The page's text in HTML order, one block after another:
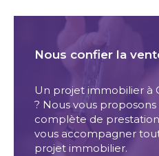
Nous confier la
Un projet immobilier à
? Nous vous
complète de
vous accompagner
projet immobilier.